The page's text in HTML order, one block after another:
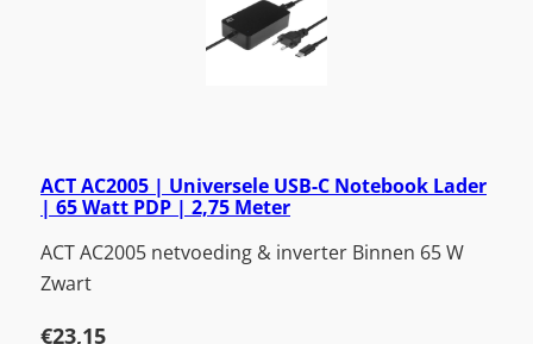
ACT AC2005 | Universele USB-C Notebook Lader
| 65 Watt PDP | 2,75 Meter
ACT AC2005 netvoeding & inverter Binnen 65 W
Zwart
€23,15